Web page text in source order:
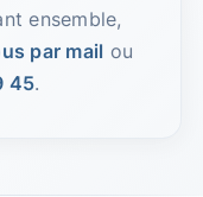
ensemble,
par mail ou
45.